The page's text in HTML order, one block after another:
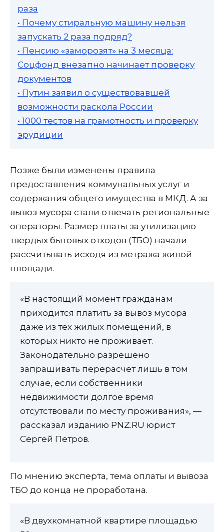
раза
• Почему стиральную машину нельзя
запускать 2 раза подряд?
• Пенсию «заморозят» на 3 месяца:
Соцфонд внезапно начинает проверку
документов
• Путин заявил о существовавшей
возможности раскола России
• 1000 тестов на грамотность и проверку
эрудиции
Позже были изменены правила
предоставления коммунальных услуг и
содержания общего имущества в МКД. А за
вывоз мусора стали отвечать региональные
операторы. Размер платы за утилизацию
твердых бытовых отходов (ТБО) начали
рассчитывать исходя из метража жилой
площади.
«В настоящий момент гражданам
приходится платить за вывоз мусора
даже из тех жилых помещений, в
которых никто не проживает.
Законодательно разрешено
запрашивать перерасчет лишь в том
случае, если собственники
недвижимости долгое время
отсутствовали по месту проживания», —
рассказал изданию PNZ.RU юрист
Сергей Петров.
По мнению эксперта, тема оплаты и вывоза
ТБО до конца не проработана.
«В двухкомнатной квартире площадью